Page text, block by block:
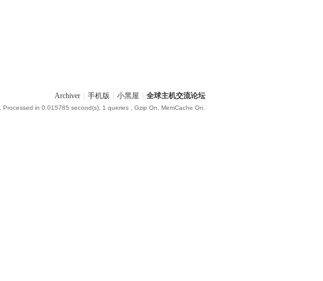
Archiver 手机版 小黑屋 全球主机交流论坛
, Processed in 0.015785 second(s), 1 queries , Gzip On, MemCache On.